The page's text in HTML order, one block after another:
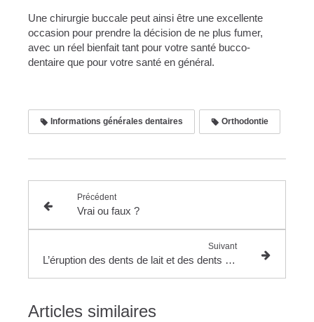
Une chirurgie buccale peut ainsi être une excellente
occasion pour prendre la décision de ne plus fumer,
avec un réel bienfait tant pour votre santé bucco-
dentaire que pour votre santé en général.
Informations générales dentaires Orthodontie
Précédent
Vrai ou faux ?
Suivant
L’éruption des dents de lait et des dents définitives
Articles similaires